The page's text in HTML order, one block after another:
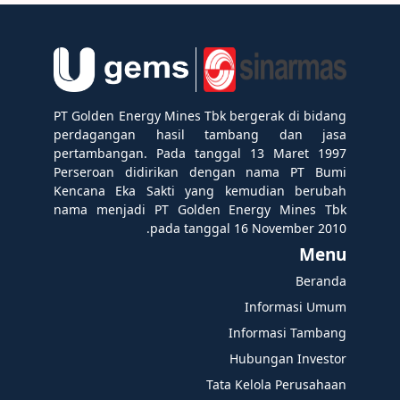
PT Golden Energy Mines Tbk bergerak di bidang
perdagangan hasil tambang dan jasa
pertambangan. Pada tanggal 13 Maret 1997
Perseroan didirikan dengan nama PT Bumi
Kencana Eka Sakti yang kemudian berubah
nama menjadi PT Golden Energy Mines Tbk
pada tanggal 16 November 2010.
Menu
Beranda
Informasi Umum
Informasi Tambang
Hubungan Investor
Tata Kelola Perusahaan